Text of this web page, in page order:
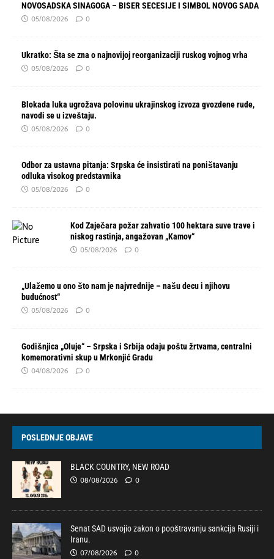
NOVOSADSKA SINAGOGA – BISER SECESIJE I SIMBOL NOVOG SADA
05/08/2026 0
Ukratko: Šta se zna o najnovijoj reorganizaciji ruskog vojnog vrha
05/08/2026 0
Blokada luka ugrožava polovinu ukrajinskog izvoza gvozdene rude,
navodi se u izveštaju.
05/08/2026 0
Odbor za ustavna pitanja: Srpska će insistirati na poništavanju
odluka visokog predstavnika
05/08/2026 0
Kod Zaječara požar zahvatio 100 hektara suve trave i
niskog rastinja, angažovan „Kamov“
05/08/2026 0
„Ulažemo u ono što nam je najvrednije – našu decu i njihovu
budućnost“
05/08/2026 0
Godišnjica „Oluje“ – Srpska i Srbija odaju poštu žrtvama, centralni
komemorativni skup u Mrkonjić Gradu
04/08/2026 0
POSLEDNJE OBJAVE
BLACK COUNTRY, NEW ROAD
08/08/2026 0
Senat SAD usvojio zakon o pooštravanju sankcija Rusiji i
Iranu.
07/08/2026 0